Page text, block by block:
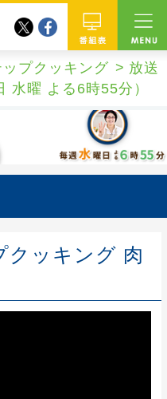
番組
twitterfacebook
プクッキング
放送
水曜 よる6時55分）
クッキング 肉